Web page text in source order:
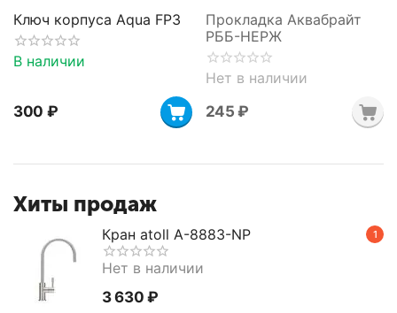
Ключ корпуса Aqua FP3
В наличии
‍300‍ ₽
Прокладка Аквабрайт
РББ-НЕРЖ
Нет в наличии
‍245‍ ₽
Хиты продаж
1
Кран atoll A-8883-NP
Нет в наличии
3 630 ₽